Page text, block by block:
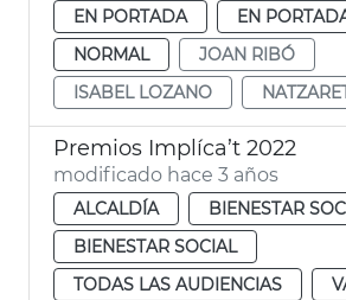
EN PORTADA
EN
NORMAL
JOAN RIBÓ
ISABEL LOZANO
Premios Implíca’t 2022
modificado hace 3 años
ALCALDÍA
BIENESTAR
BIENESTAR SOCIAL
TODAS LAS AUDIENCIAS